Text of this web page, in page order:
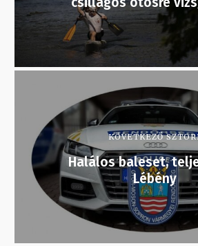
KÖVETKEZŐ
Halálos baleset,
Lébény